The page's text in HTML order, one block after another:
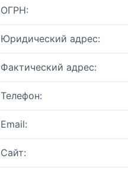
ОГРН:
Юридический адрес:
Фактический адрес:
Телефон:
Email:
Сайт: